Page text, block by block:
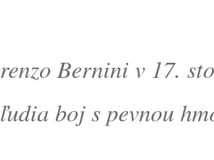
Bernini v 17.
boj s pevnou